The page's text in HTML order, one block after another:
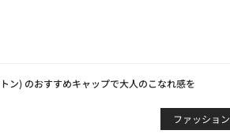
ン) のおすすめキャップで大人のこなれ感を
ファッション